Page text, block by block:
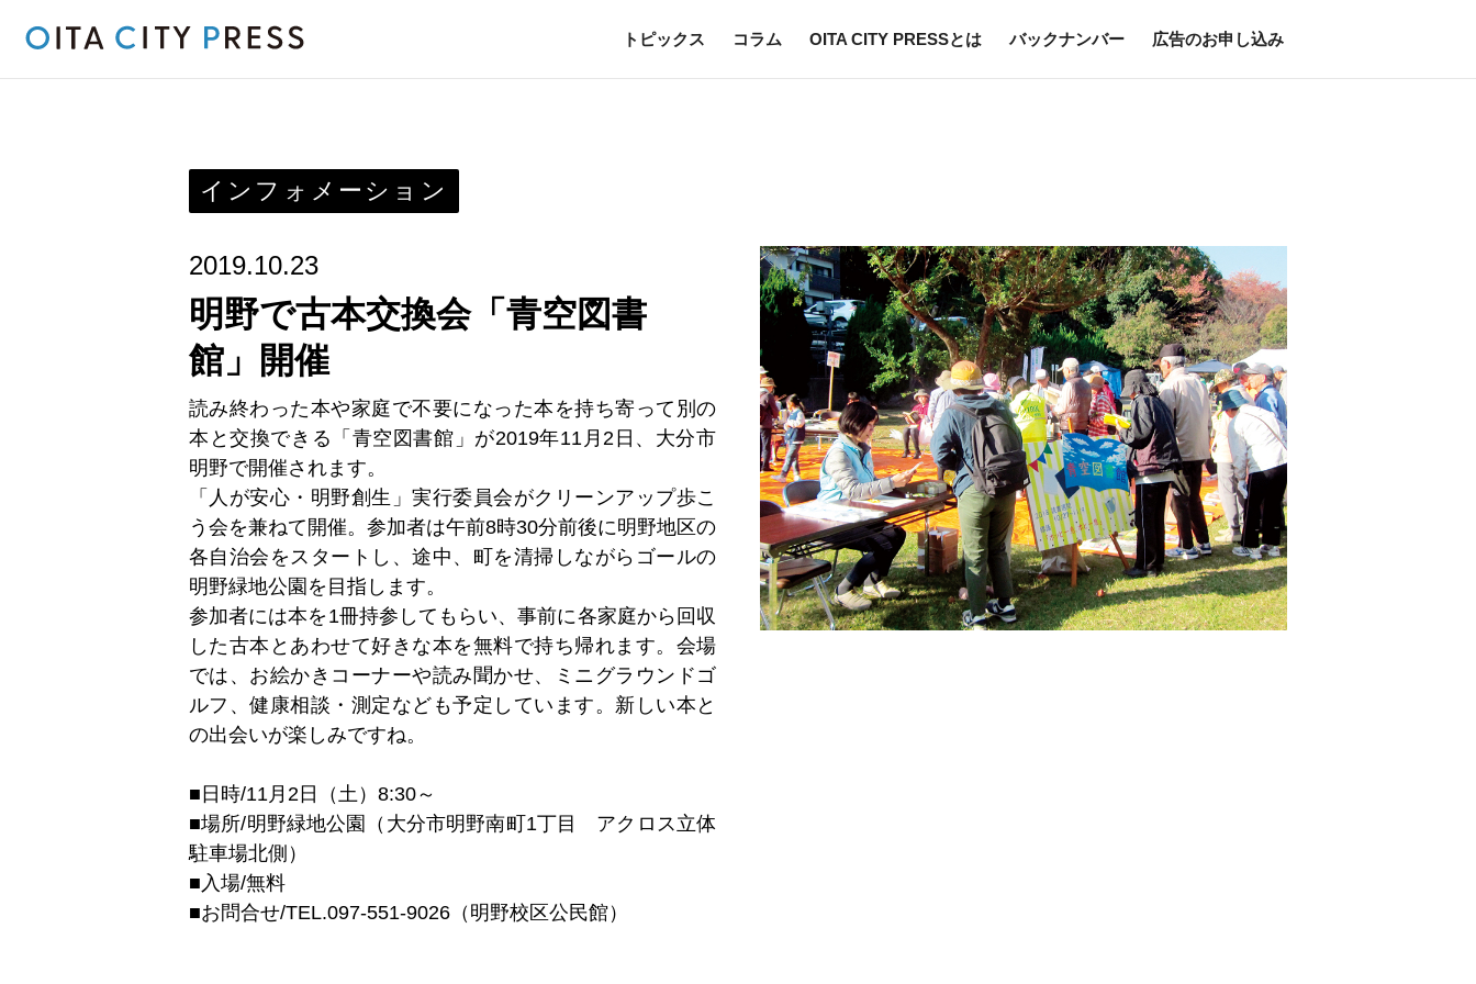
トピックス コラム OITA CITY PRESSとは バックナンバー 広告のお申し込み
インフォメーション
2019.10.23
明野で古本交換会「青空図書
館」開催
読み終わった本や家庭で不要になった本を持ち寄って別の
本と交換できる「青空図書館」が2019年11月2日、大分市
明野で開催されます。
「人が安心・明野創生」実行委員会がクリーンアップ歩こ
う会を兼ねて開催。参加者は午前8時30分前後に明野地区の
各自治会をスタートし、途中、町を清掃しながらゴールの
明野緑地公園を目指します。
参加者には本を1冊持参してもらい、事前に各家庭から回収
した古本とあわせて好きな本を無料で持ち帰れます。会場
では、お絵かきコーナーや読み聞かせ、ミニグラウンドゴ
ルフ、健康相談・測定なども予定しています。新しい本と
の出会いが楽しみですね。
■日時/11月2日（土）8:30～
■場所/明野緑地公園（大分市明野南町1丁目 アクロス立体
駐車場北側）
■入場/無料
■お問合せ/TEL.097-551-9026（明野校区公民館）